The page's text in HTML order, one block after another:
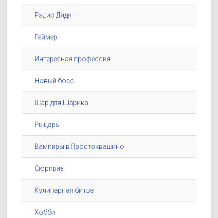
Радио Дядя
Геймер
Интересная профессия
Новый босс
Шар для Шарика
Рыцарь
Вампиры в Простоквашино
Сюрприз
Кулинарная битва
Хобби